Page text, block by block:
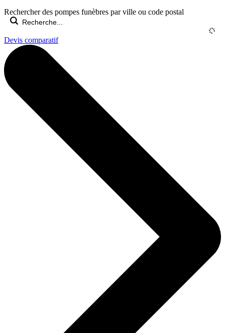
Rechercher des pompes funèbres par ville ou code postal
Devis comparatif